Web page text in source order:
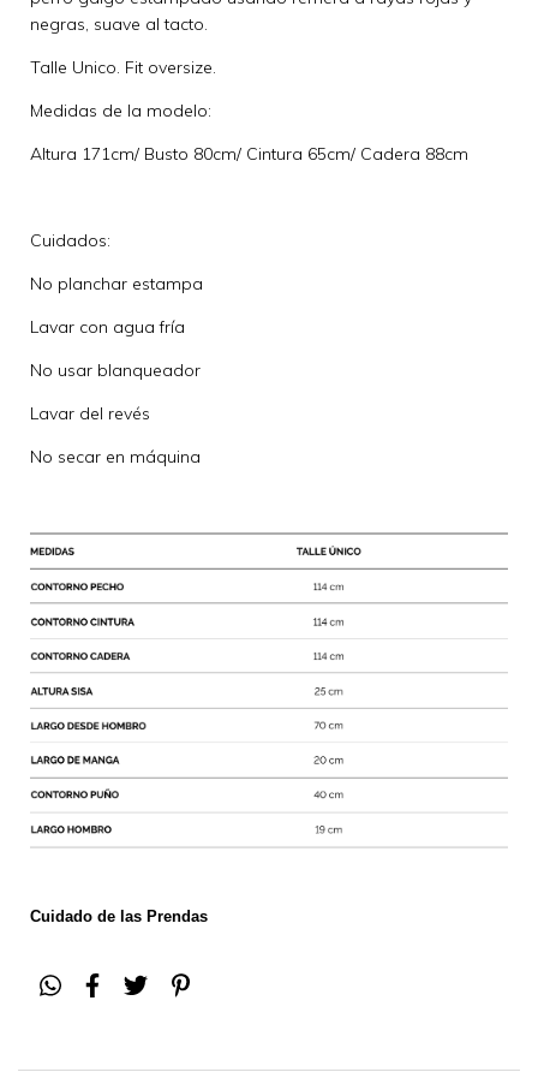
negras, suave al tacto.
Talle Unico. Fit oversize.
Medidas de la modelo:
Altura 171cm/ Busto 80cm/ Cintura 65cm/ Cadera 88cm
Cuidados:
No planchar estampa
Lavar con agua fría
No usar blanqueador
Lavar del revés
No secar en máquina
Cuidado de las Prendas